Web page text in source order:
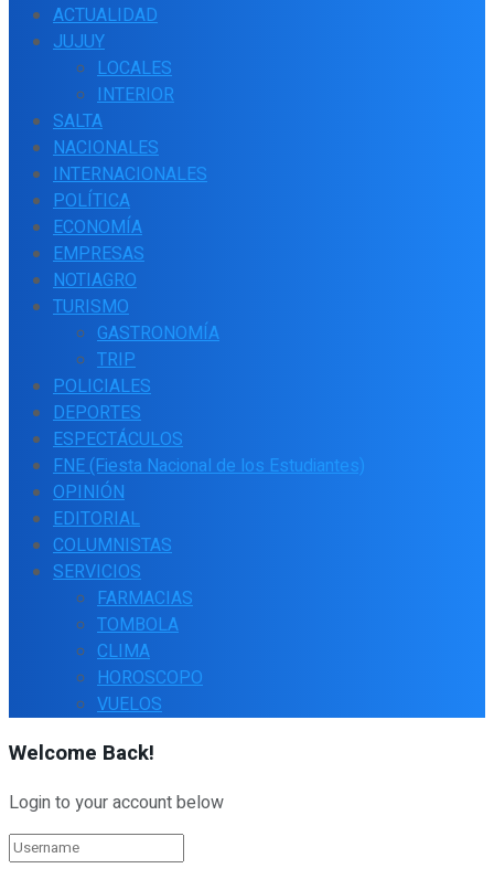
ACTUALIDAD
JUJUY
LOCALES
INTERIOR
SALTA
NACIONALES
INTERNACIONALES
POLÍTICA
ECONOMÍA
EMPRESAS
NOTIAGRO
TURISMO
GASTRONOMÍA
TRIP
POLICIALES
DEPORTES
ESPECTÁCULOS
FNE (Fiesta Nacional de los Estudiantes)
OPINIÓN
EDITORIAL
COLUMNISTAS
SERVICIOS
FARMACIAS
TOMBOLA
CLIMA
HOROSCOPO
VUELOS
Welcome Back!
Login to your account below